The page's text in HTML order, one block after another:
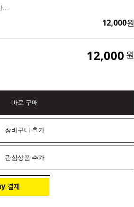
부케캔들 PC몰드 (8x10) 양초 만들기
12,000원
12,000 원
바로 구매
장바구니 추가
관심상품 추가